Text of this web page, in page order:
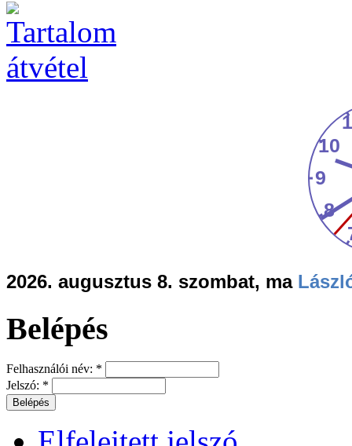
2026. augusztus 8. szombat, ma
Belépés
Felhasználói név: *
Jelszó: *